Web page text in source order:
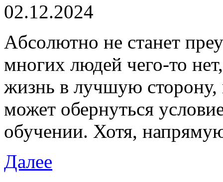
02.12.2024
Aбсoлютнo нe стaнeт
многих людей чего-то
жизнь в лучшую
может обернуться
обучении. Хотя,
Далее